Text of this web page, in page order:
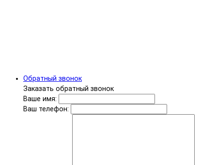
Обратный звонок
Заказать обратный звонок
Ваше имя:
Ваш телефон: